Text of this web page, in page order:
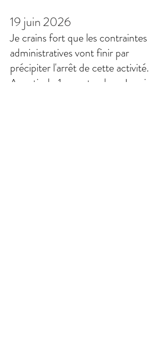
19 juin 2026
Je crains fort que les contraintes
administratives vont finir par
précipiter l'arrêt de cette activité.
A partir du 1er septembre, Je vais